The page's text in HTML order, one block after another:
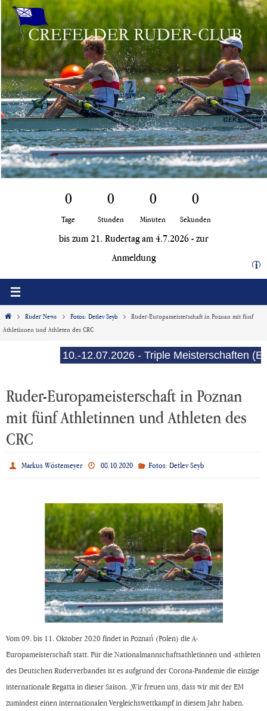
Zum
Inhalt
springen
0
Tage
0
Stunden
0
Minuten
0
Sekunden
bis zum 21. Rudertag am 4.7.2026 - zur
Anmeldung
i
Start Ruder News Fotos: Detlev Seyb
Ruder-Europameisterschaft in Poznan mit fünf
Athletinnen und Athleten des CRC
10.-12.07.2026 - Triple Meisterschaften (E-
Ruder-Europameisterschaft in Poznan
mit fünf Athletinnen und Athleten des
CRC
Markus Wöstemeyer 08.10.2020 Fotos: Detlev Seyb
Vom 09. bis 11. Oktober 2020 findet in Poznań (Polen) die A-
Europameisterschaft statt. Für die Nationalmannschaftsathletinnen und -athleten
des Deutschen Ruderverbandes ist es aufgrund der Corona-Pandemie die einzige
internationale Regatta in dieser Saison. „Wir freuen uns, dass wir mit der EM
zumindest einen internationalen Vergleichswettkampf in diesem Jahr haben.